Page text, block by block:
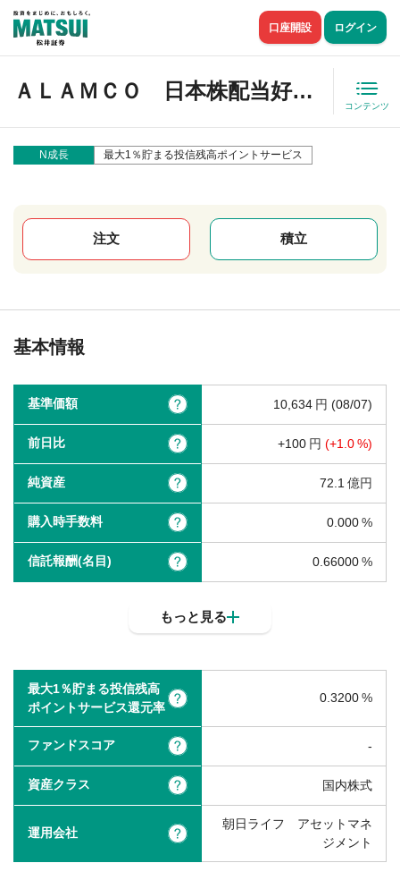
口座開設 ログイン
ＡＬＡＭＣＯ 日本株配当好循環ファンド（資産成長型）
コンテンツ
N成長 最大1％貯まる投信残高ポイントサービス
注文 積立
基本情報
基準価額 ? 10,634 (08/07)
前日比 ? 100 ( 1.0 )
純資産 ? 72.1
購入時手数料 ? 0.000
信託報酬(名目) ? 0.66000
もっと見る
最大1％貯まる投信残高
ポイントサービス還元率
? 0.3200
ファンドスコア ? -
資産クラス ? 国内株式
運用会社 ?
朝日ライフ アセットマネ
ジメント